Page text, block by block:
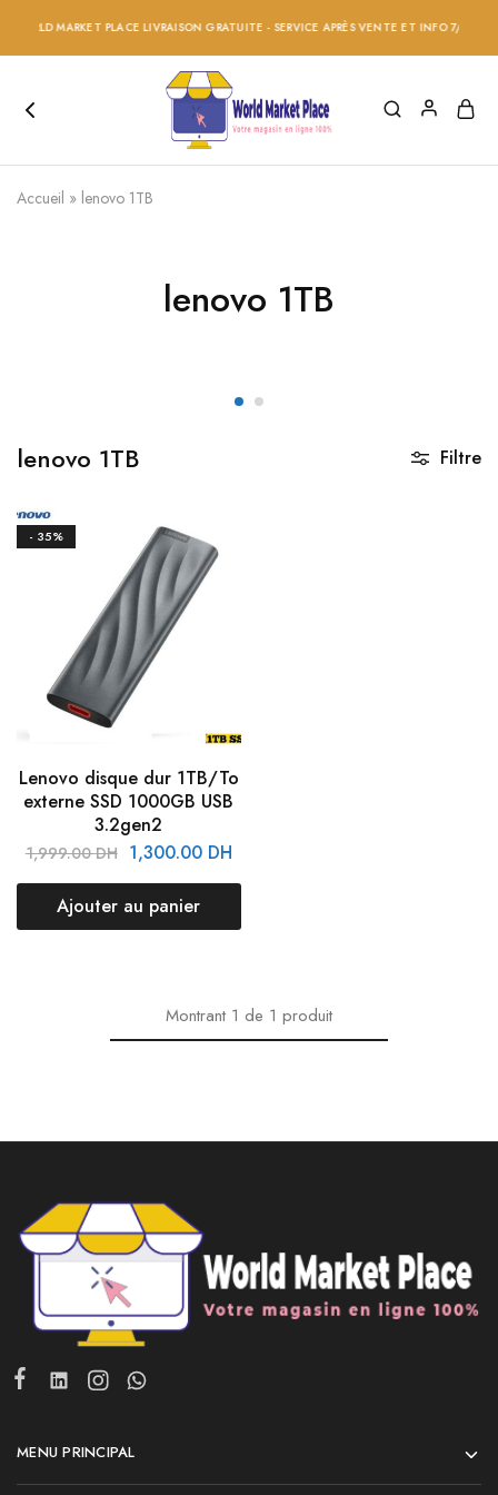
WORLD MARKET PLACE LIVRAISON GRATUITE - SERVICE APRÈS VENTE ET INFO 7/24 -
Accueil » lenovo 1TB
lenovo 1TB
lenovo 1TB Filtre
- 35%
Lenovo disque dur 1TB/To
externe SSD 1000GB USB
3.2gen2
1,999.00DH 1,300.00 DH
Ajouter au panier
Montrant 1 de 1 produit
MENU PRINCIPAL